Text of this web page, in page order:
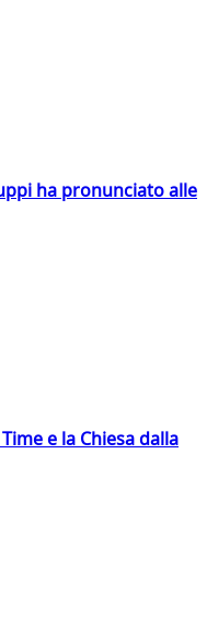
ha pronunciato alle
e la Chiesa dalla